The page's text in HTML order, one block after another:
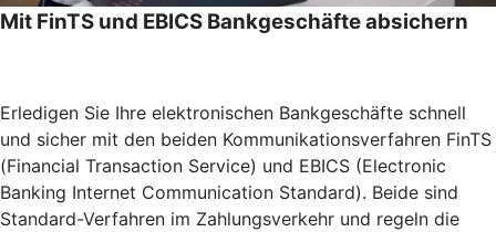
Mit FinTS und EBICS Bankgeschäfte absichern
Erledigen Sie Ihre elektronischen Bankgeschäfte schnell
und sicher mit den beiden Kommunikationsverfahren FinTS
(Financial Transaction Service) und EBICS (Electronic
Banking Internet Communication Standard). Beide sind
Standard-Verfahren im Zahlungsverkehr und regeln die